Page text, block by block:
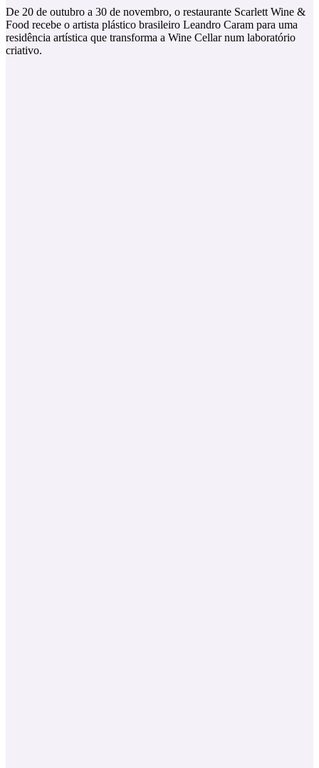
De 20 de outubro a 30 de novembro, o restaurante Scarlett Wine &
Food recebe o artista plástico brasileiro Leandro Caram para uma
residência artística que transforma a Wine Cellar num laboratório
criativo.